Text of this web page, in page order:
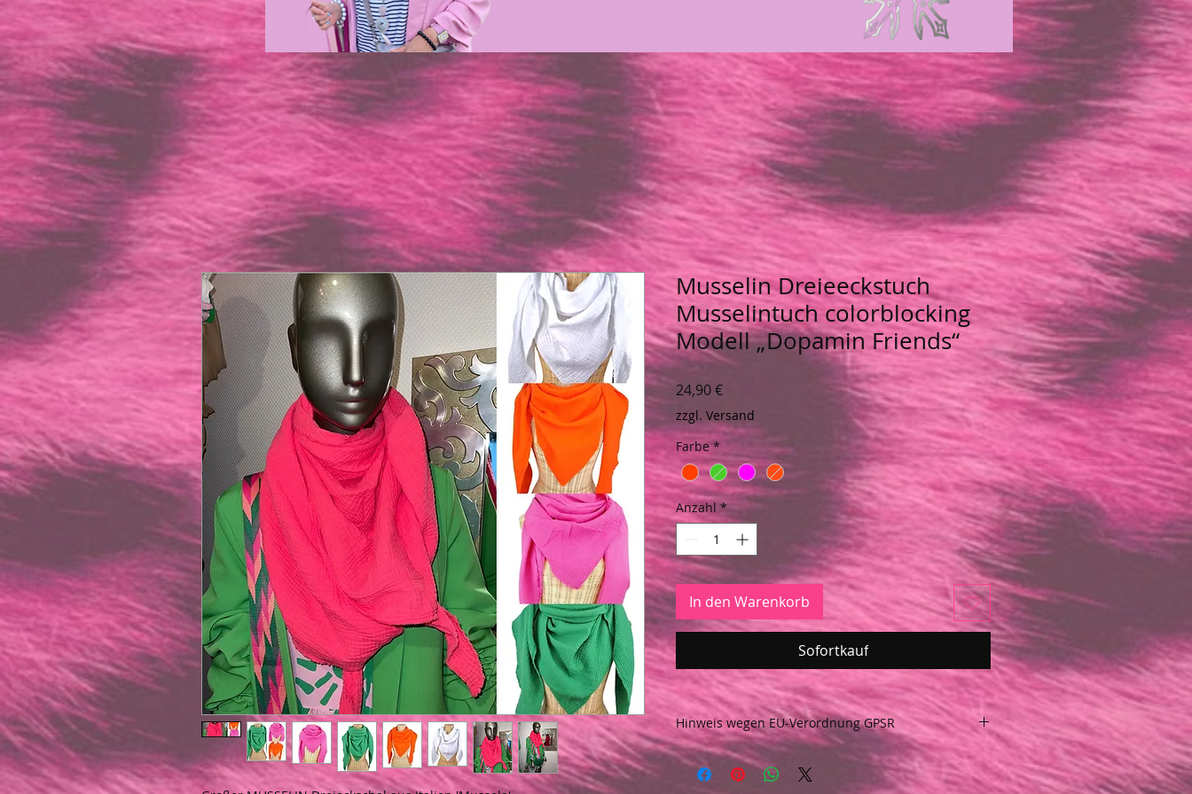
Musselin Dreieeckstuch
Musselintuch colorblocking
Modell „Dopamin Friends“
24,90 €Preis
zzgl. Versand
Farbe *
Anzahl *
In den Warenkorb
Sofortkauf
Hinweis wegen EU-Verordnung GPSR
Hinweis wegen EU-Verordnung GPSR über die
allgemeine Produktsicherheit (VERORDNUNG EU